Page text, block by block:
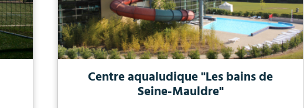
Centre aqualudique "Les bains de
Seine-Mauldre"